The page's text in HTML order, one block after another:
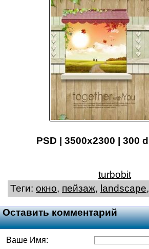
PSD | 3500x2300 | 300
turbobit
Теги: окно, пейзаж, landscape,
Оставить комментарий
Ваше Имя: